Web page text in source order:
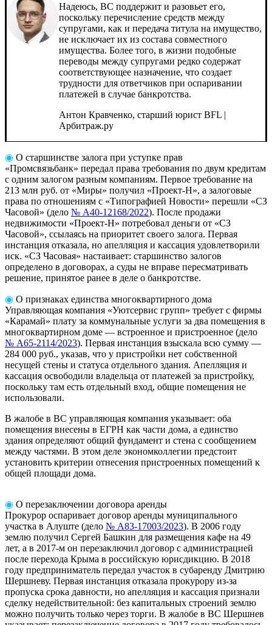
Надеюсь, ВС поддержит и разовьет его,
поскольку перечисление средств между
супругами, как и передача титула на имущество,
не исключает их из состава совместного
имущества. Более того, в жизни подобные
переводы между супругами редко содержат
соответствующее назначение, что создает
трудности для ответчиков при оспаривании
платежей в случае банкротства.
Антон Кравченко, старший юрист BFL |
Арбитраж.ру
◉ О старшинстве залога при уступке прав
«Промсвязьбанк» передал права требования по двум кредитам
с одним залогом разным компаниям. Первое требование на
213 млн руб. от «Миры» получил «Проект-Н», а залоговые
права по отношениям с «Типографией Новости» перешли «СЗ
Часовой» (дело № А40-12168/2022). После продажи
недвижимости «Проект-Н» потребовал деньги от «СЗ
Часовой», ссылаясь на приоритет своего залога. Первая
инстанция отказала, но апелляция и кассация удовлетворили
иск. «СЗ Часовая» настаивает: старшинство залогов
определено в договорах, а суды не вправе пересматривать
решение, принятое ранее в деле о банкротстве.
◉ О признаках единства многоквартирного дома
Управляющая компания «Уютсервис групп» требует с фирмы
«Карамай» плату за коммунальные услуги за два помещения в
многоквартирном доме — встроенное и пристроенное (дело
№ А65-2114/2023). Первая инстанция взыскала всю сумму —
284 000 руб., указав, что у пристройки нет собственной
несущей стены и статуса отдельного здания. Апелляция и
кассация освободили владельца от платежей за пристройку,
поскольку там есть отдельный вход, общие помещения не
использовали.
В жалобе в ВС управляющая компания указывает: оба
помещения внесены в ЕГРН как части дома, а единство
здания определяют общий фундамент и стена с сообщением
между частями. В этом деле экономколлегии предстоит
установить критерии отнесения пристроенных помещений к
общей площади дома.
◉ О перезаключении договора аренды
Прокурор оспаривает договор аренды муниципального
участка в Алуште (дело № А83-17003/2023). В 2006 году
землю получил Сергей Башкин для размещения кафе на 49
лет, а в 2017-м он перезаключил договор с администрацией
после перехода Крыма в российскую юрисдикцию. В 2018
году предприниматель передал участок в субаренду Дмитрию
Шершневу. Первая инстанция отказала прокурору из-за
пропуска срока давности, но апелляция и кассация признали
сделку недействительной: без капитальных строений землю
можно получить только через торги. В жалобе в ВС Шершнев